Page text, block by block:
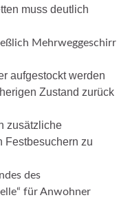
muss deutlich
Mehrweggeschirr
aufgestockt werden
Zustand zurück
zusätzliche
Festbesuchern zu
des
für Anwohner